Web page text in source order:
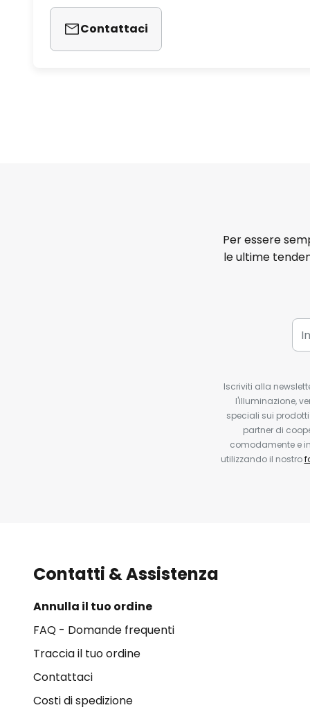
Contattaci
Per essere
le ultime
Iscriviti alla
l'illuminazione,
speciali sui
partner di
comodamente e
utilizzando il nostro
Contatti & Assistenza
Annulla il tuo ordine
FAQ - Domande frequenti
Traccia il tuo ordine
Contattaci
Costi di spedizione